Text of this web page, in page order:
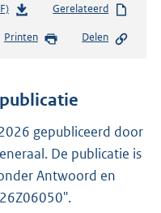
b
s
n
s
r
o
o
Gerelateerd
Printen Delen
gepubliceerd door
De publicatie is
Antwoord en